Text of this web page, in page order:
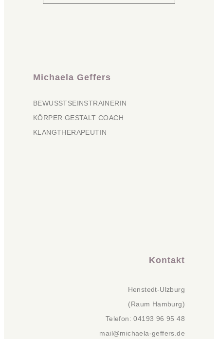
Michaela Geffers
BEWUSSTSEINSTRAINERIN
KÖRPER GESTALT COACH
KLANGTHERAPEUTIN
Kontakt
Henstedt-Ulzburg
(Raum Hamburg)
Telefon: 04193 96 95 48
mail@michaela-geffers.de